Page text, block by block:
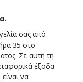
σας από
35 στο
Σε αυτή τη
έξοδα
να